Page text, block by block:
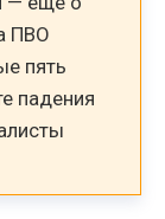
ПВО
пять
падения